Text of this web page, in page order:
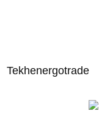
Tekhenergotrade